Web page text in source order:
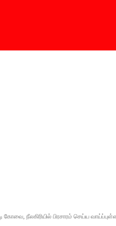
கோவை, நீலகிரியில் பிரசாரம் செய்ய